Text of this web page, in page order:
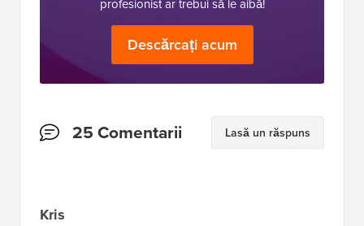
profesionist ar trebui să le aibă!
Descărcați acum
Interacțiuni
25 Comentarii Lasă un răspuns
Kris